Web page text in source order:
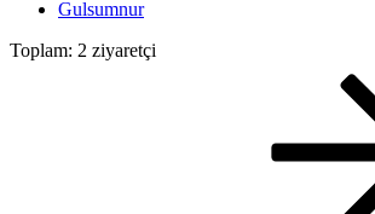
Gulsumnur
Toplam: 2 ziyaretçi